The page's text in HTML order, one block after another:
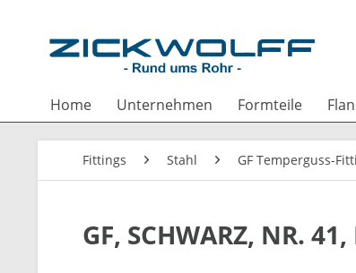
Home Unternehmen Formteile
Fittings Stahl GF Temperguss-
GF, SCHWARZ, NR.